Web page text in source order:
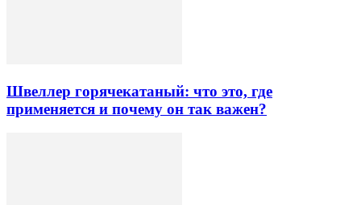
Швеллер горячекатаный: что это, где
применяется и почему он так важен?